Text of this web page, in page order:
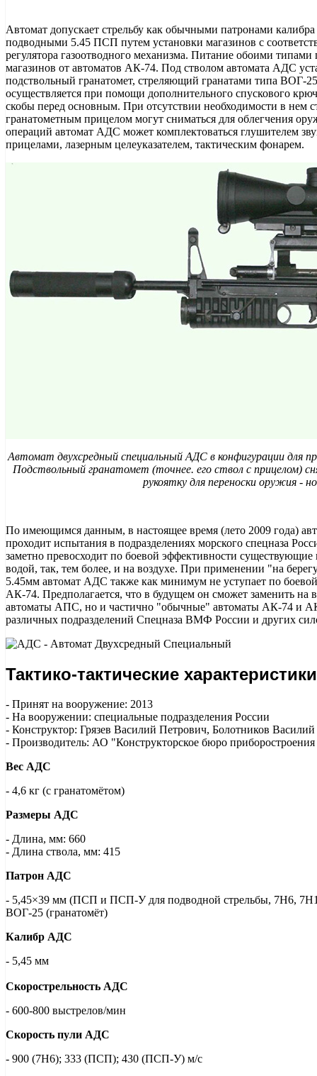
Автомат допускает стрельбу как обычными патронами
подводными 5.45 ПСП путем установки магазинов с
регулятора газоотводного механизма. Питание обоими
магазинов от автоматов АК-74. Под стволом автомата АДС
подствольный гранатомет, стреляющий гранатами типа ВОГ-
осуществляется при помощи дополнительного спускового
скобы перед основным. При отсутствии необходимости в нем
гранатометным прицелом могут сниматься для облегчения
операций автомат АДС может комплектоваться глушителем
прицелами, лазерным целеуказателем, тактическим фонарем.
Автомат двухсредный специальный АДС в конфигурации для
Подствольный гранатомет (точнее. его ствол с прицелом)
рукоятку для переноски оружия -
По имеющимся данным, в настоящее время (лето 2009 года)
проходит испытания в подразделениях морского спецназа
заметно превосходит по боевой эффективности
водой, так, тем более, и на воздухе. При применении "на
5.45мм автомат АДС также как минимум не уступает по
АК-74. Предполагается, что в будущем он сможет заменить
автоматы АПС, но и частично "обычные" автоматы АК-74 и
различных подразделений Спецназа ВМФ России и других
Тактико-тактические
- Принят на вооружение: 2013
- На вооружении: специальные подразделения России
- Конструктор: Грязев Василий Петрович, Болотников
- Производитель: АО "Конструкторское бюро
Вес АДС
- 4,6 кг (с гранатомётом)
Размеры АДС
- Длина, мм: 660
- Длина ствола, мм: 415
Патрон АДС
- 5,45×39 мм (ПСП и ПСП-У для подводной стрельбы, 7Н6,
ВОГ-25 (гранатомёт)
Калибр АДС
- 5,45 мм
Скорострельность АДС
- 600-800 выстрелов/мин
Скорость пули АДС
- 900 (7Н6); 333 (ПСП); 430 (ПСП-У) м/с